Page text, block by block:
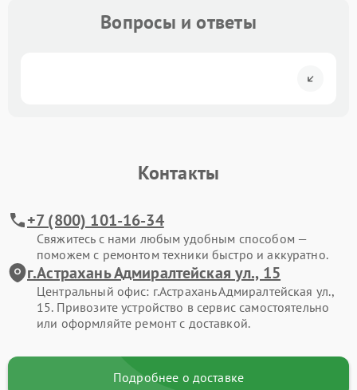
Вопросы и ответы
Контакты
+7 (800) 101-16-34
Свяжитесь с нами любым удобным способом —
поможем с ремонтом техники быстро и аккуратно.
г.Астрахань Адмиралтейская ул., 15
Центральный офис: г.Астрахань Адмиралтейская ул.,
15. Привозите устройство в сервис самостоятельно
или оформляйте ремонт с доставкой.
Подробнее о доставке